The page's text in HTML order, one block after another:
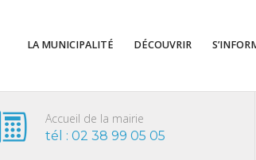
LA MUNICIPALITÉ DÉCOUVRIR S’INFORMER
Accueil de la mairie
tél : 02 38 99 05 05